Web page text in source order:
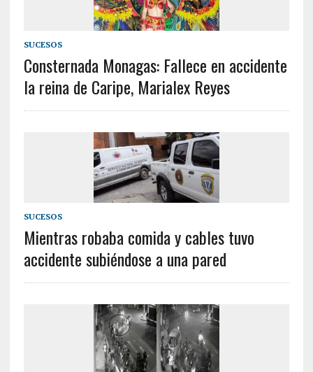
SUCESOS
Consternada Monagas: Fallece en accidente
la reina de Caripe, Marialex Reyes
SUCESOS
Mientras robaba comida y cables tuvo
accidente subiéndose a una pared